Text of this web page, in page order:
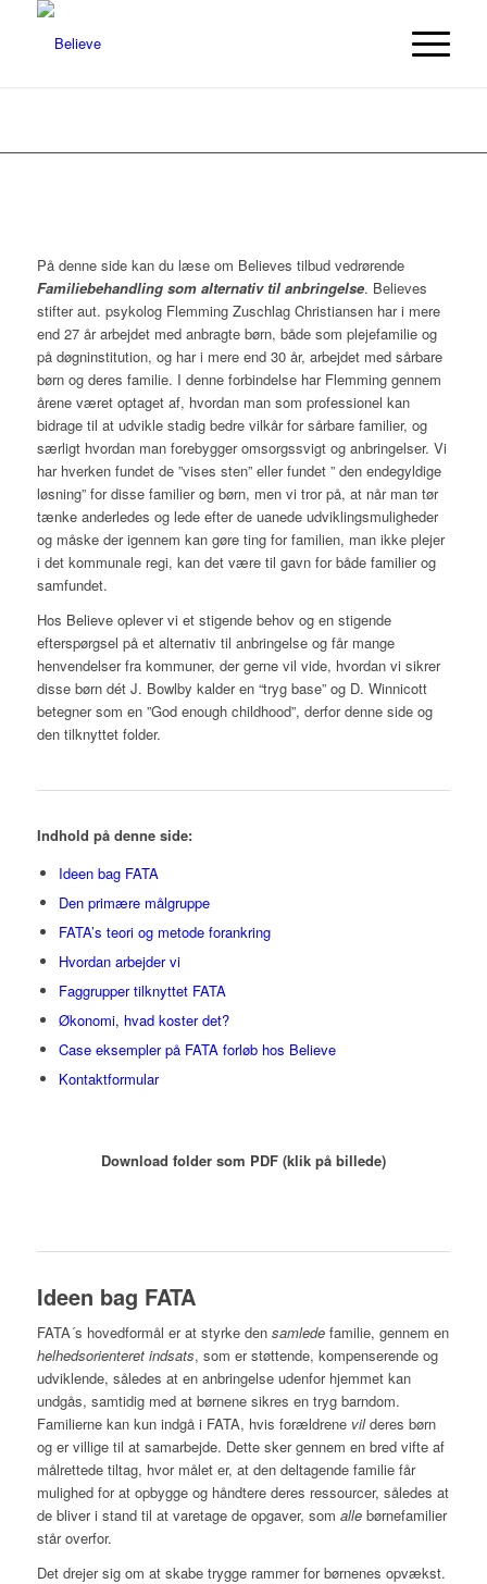
På denne side kan du læse om Believes tilbud vedrørende
Familiebehandling som alternativ til anbringelse. Believes
stifter aut. psykolog Flemming Zuschlag Christiansen har i mere
end 27 år arbejdet med anbragte børn, både som plejefamilie og
på døgninstitution, og har i mere end 30 år, arbejdet med sårbare
børn og deres familie. I denne forbindelse har Flemming gennem
årene været optaget af, hvordan man som professionel kan
bidrage til at udvikle stadig bedre vilkår for sårbare familier, og
særligt hvordan man forebygger omsorgssvigt og anbringelser. Vi
har hverken fundet de ”vises sten” eller fundet ” den endegyldige
løsning” for disse familier og børn, men vi tror på, at når man tør
tænke anderledes og lede efter de uanede udviklingsmuligheder
og måske der igennem kan gøre ting for familien, man ikke plejer
i det kommunale regi, kan det være til gavn for både familier og
samfundet.
Hos Believe oplever vi et stigende behov og en stigende
efterspørgsel på et alternativ til anbringelse og får mange
henvendelser fra kommuner, der gerne vil vide, hvordan vi sikrer
disse børn dét J. Bowlby kalder en “tryg base” og D. Winnicott
betegner som en ”God enough childhood”, derfor denne side og
den tilknyttet folder.
Indhold på denne side:
Ideen bag FATA
Den primære målgruppe
FATA’s teori og metode forankring
Hvordan arbejder vi
Faggrupper tilknyttet FATA
Økonomi, hvad koster det?
Case eksempler på FATA forløb hos Believe
Kontaktformular
Download folder som PDF (klik på billede)
Ideen bag FATA
FATA´s hovedformål er at styrke den samlede familie, gennem en
helhedsorienteret indsats, som er støttende, kompenserende og
udviklende, således at en anbringelse udenfor hjemmet kan
undgås, samtidig med at børnene sikres en tryg barndom.
Familierne kan kun indgå i FATA, hvis forældrene vilderes børn
og er villige til at samarbejde. Dette sker gennem en bred vifte af
målrettede tiltag, hvor målet er, at den deltagende familie får
mulighed for at opbygge og håndtere deres ressourcer, således at
de bliver i stand til at varetage de opgaver, som alle børnefamilier
står overfor.
Det drejer sig om at skabe trygge rammer for børnenes opvækst.